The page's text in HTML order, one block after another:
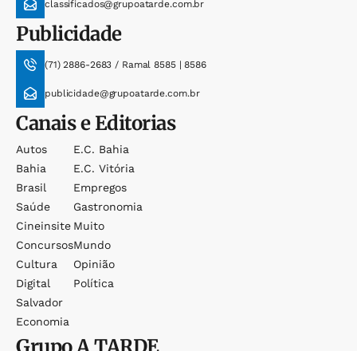
classificados@grupoatarde.com.br
Publicidade
(71) 2886-2683 / Ramal 8585 | 8586
publicidade@grupoatarde.com.br
Canais e Editorias
Autos
Bahia
Brasil
Saúde
Cineinsite
Concursos
Cultura
Digital
Salvador
Economia
E.c. Bahia
E.c. Vitória
Empregos
Gastronomia
Muito
Mundo
Opinião
Política